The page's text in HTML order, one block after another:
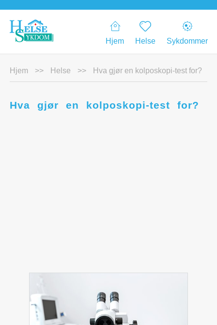
Hjem Helse Sykdommer
Hjem >> Helse >> Hva gjør en kolposkopi-test for?
Hva gjør en kolposkopi-test for?